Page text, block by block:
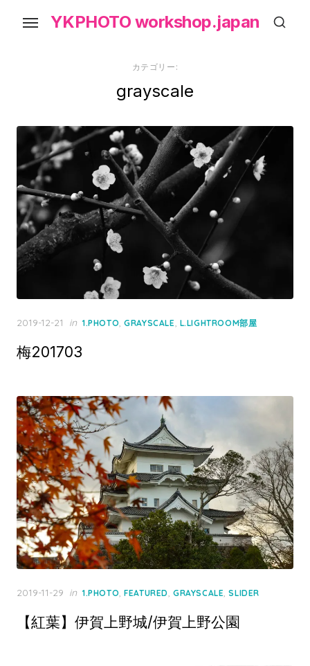
YKPHOTO workshop.japan
カテゴリー:
grayscale
Posted
2019-12-21 in 1.PHOTO,GRAYSCALE, L.LIGHTROOM部屋
梅201703
Posted
2019-11-29 in 1.PHOTO,FEATURED,GRAYSCALE,SLIDER
【紅葉】伊賀上野城/伊賀上野公園